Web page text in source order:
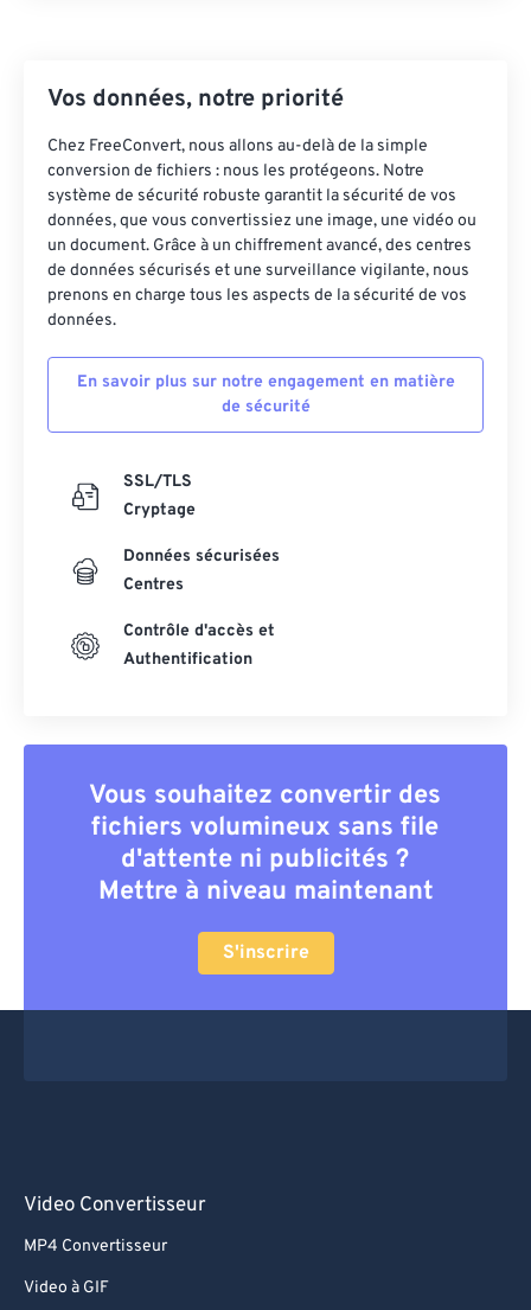
Vos données, notre priorité
Chez FreeConvert, nous allons au-delà de la simple
conversion de fichiers : nous les protégeons. Notre
système de sécurité robuste garantit la sécurité de vos
données, que vous convertissiez une image, une vidéo ou
un document. Grâce à un chiffrement avancé, des centres
de données sécurisés et une surveillance vigilante, nous
prenons en charge tous les aspects de la sécurité de vos
données.
En savoir plus sur notre engagement en matière
de sécurité
SSL/TLS
Cryptage
Données sécurisées
Centres
Contrôle d'accès et
Authentification
Vous souhaitez convertir des
fichiers volumineux sans file
d'attente ni publicités ?
Mettre à niveau maintenant
S'inscrire
Video Convertisseur
MP4 Convertisseur
Video à GIF